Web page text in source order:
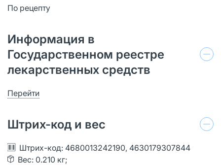
По рецепту
Информация в
Государственном реестре
лекарственных средств
Перейти
Штрих-код и вес
Штрих-код: 4680013242190, 4630179307844
Вес: 0.210 кг;